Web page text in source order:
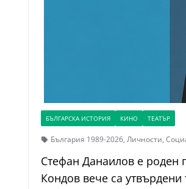
БЪЛГАРСКА ИСТОРИЯ КИНО ТЕАТЪР
България 1989-2026, Личности,
Стефан Данаилов е роден
Кондов вече са утвърдени